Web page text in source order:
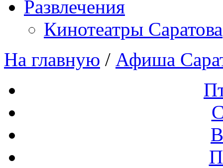
Развлечения
Кинотеатры Саратова
На главную / Афиша